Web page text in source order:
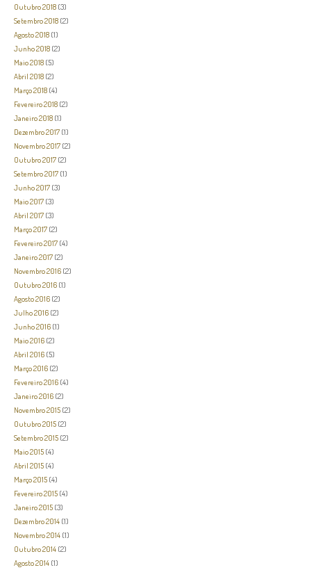
Outubro 2018 (3)
Setembro 2018 (2)
Agosto 2018 (1)
Junho 2018 (2)
Maio 2018 (5)
Abril 2018 (2)
Março 2018 (4)
Fevereiro 2018 (2)
Janeiro 2018 (1)
Dezembro 2017 (1)
Novembro 2017 (2)
Outubro 2017 (2)
Setembro 2017 (1)
Junho 2017 (3)
Maio 2017 (3)
Abril 2017 (3)
Março 2017 (2)
Fevereiro 2017 (4)
Janeiro 2017 (2)
Novembro 2016 (2)
Outubro 2016 (1)
Agosto 2016 (2)
Julho 2016 (2)
Junho 2016 (1)
Maio 2016 (2)
Abril 2016 (5)
Março 2016 (2)
Fevereiro 2016 (4)
Janeiro 2016 (2)
Novembro 2015 (2)
Outubro 2015 (2)
Setembro 2015 (2)
Maio 2015 (4)
Abril 2015 (4)
Março 2015 (4)
Fevereiro 2015 (4)
Janeiro 2015 (3)
Dezembro 2014 (1)
Novembro 2014 (1)
Outubro 2014 (2)
Agosto 2014 (1)